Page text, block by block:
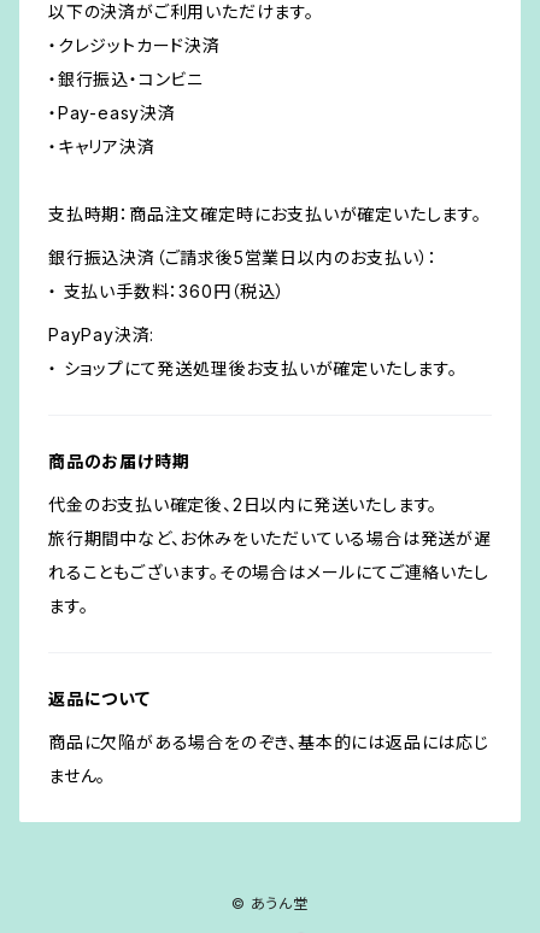
以下の決済がご利用いただけます。
・クレジットカード決済
・銀行振込・コンビニ
・Pay-easy決済
・キャリア決済
支払時期：商品注文確定時にお支払いが確定いたします。
銀行振込決済（ご請求後5営業日以内のお支払い）：
・ 支払い手数料：360円（税込）
PayPay決済:
・ ショップにて発送処理後お支払いが確定いたします。
商品のお届け時期
代金のお支払い確定後、2日以内に発送いたします。
旅行期間中など、お休みをいただいている場合は発送が遅
れることもございます。その場合はメールにてご連絡いたし
ます。
返品について
商品に欠陥がある場合をのぞき、基本的には返品には応じ
ません。
© あうん堂